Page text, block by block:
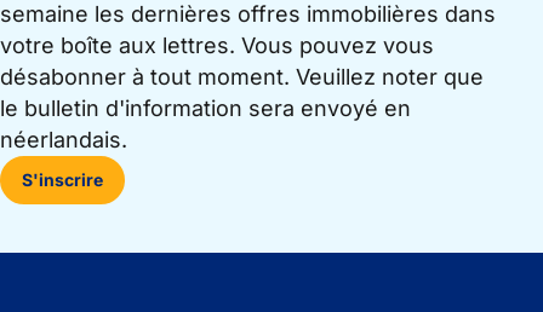
semaine les dernières offres immobilières dans
votre boîte aux lettres. Vous pouvez vous
désabonner à tout moment. Veuillez noter que
le bulletin d'information sera envoyé en
néerlandais.
S'inscrire